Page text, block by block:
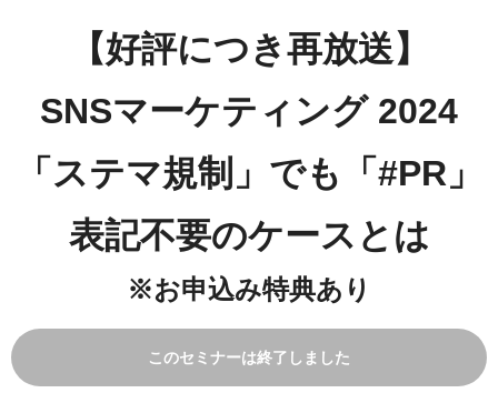
【好評につき再放送】
SNSマーケティング 2024
「ステマ規制」でも「#PR」
表記不要のケースとは
※お申込み特典あり
このセミナーは終了しました